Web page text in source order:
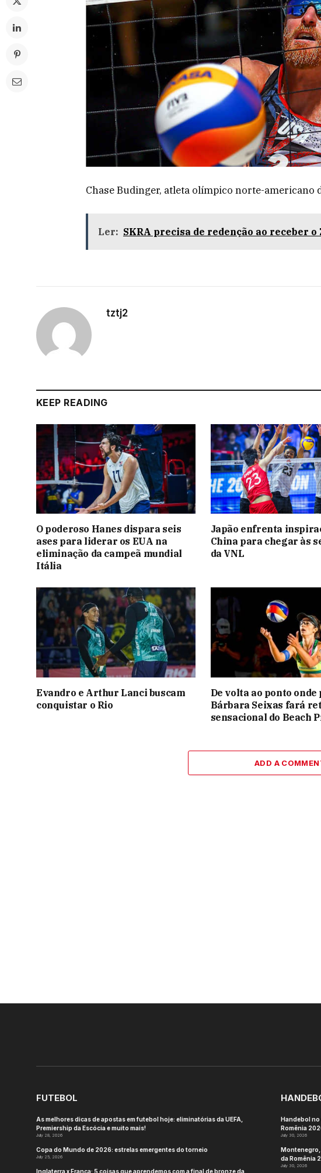
Chase Budinger, atleta olímpico norte-americano
Ler: SKRA precisa de redenção ao receber o
tztj2
KEEP READING
O poderoso Hanes dispara seis
ases para liderar os EUA na
eliminação da campeã mundial
Itália
Japão enfrenta
China para chegar às
da VNL
Evandro e Arthur Lanci buscam
conquistar o Rio
De volta ao ponto onde
Bárbara Seixas fará
sensacional do Beach
ADD A
FUTEBOL
As melhores dicas de apostas em futebol hoje: eliminatórias da UEFA,
Premiership da Escócia e muito mais!
July 28, 2026
Copa do Mundo de 2026: estrelas emergentes do torneio
July 25, 2026
Inglaterra x França: 5 coisas que aprendemos com a final de bronze da
Handebol no
Romênia
July 30, 2026
Montenegro,
da Romênia
July 30, 2026